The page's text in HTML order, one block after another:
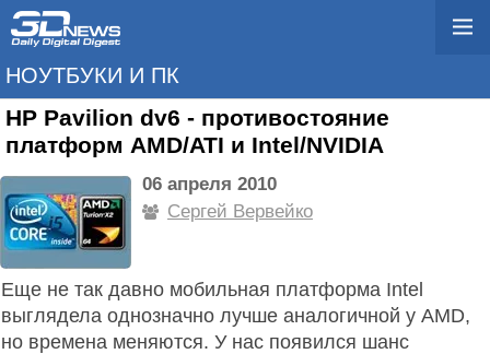
НОУТБУКИ И ПК
HP Pavilion dv6 - противостояние
платформ AMD/ATI и Intel/NVIDIA
06 апреля 2010
Сергей Вервейко
Еще не так давно мобильная платформа Intel
выглядела однозначно лучше аналогичной у AMD,
но времена меняются. У нас появился шанс